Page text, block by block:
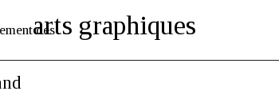
des
arts graphiques